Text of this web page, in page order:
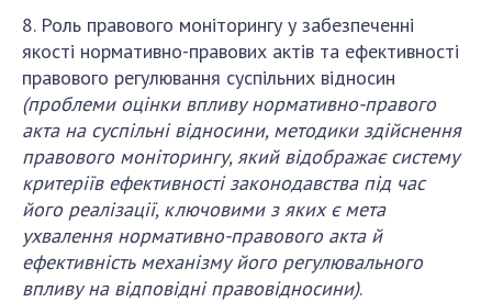
8. Роль правового моніторингу у забезпеченні
якості нормативно-правових актів та ефективності
правового регулювання суспільних відносин
(проблеми оцінки впливу нормативно-правого
акта на суспільні відносини, методики здійснення
правового моніторингу, який відображає систему
критеріїв ефективності законодавства під час
його реалізації, ключовими з яких є мета
ухвалення нормативно-правового акта й
ефективність механізму його регулювального
впливу на відповідні правовідносини).